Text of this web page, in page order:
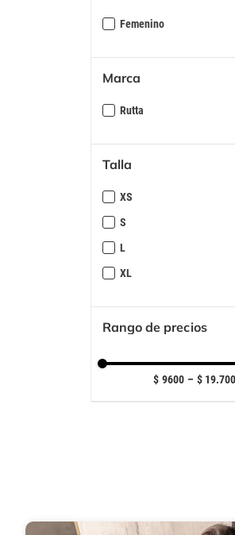
Femenino
Marca
Rutta
Talla
XS
S
L
XL
Rango de precios
$ 9600 – $ 19.700